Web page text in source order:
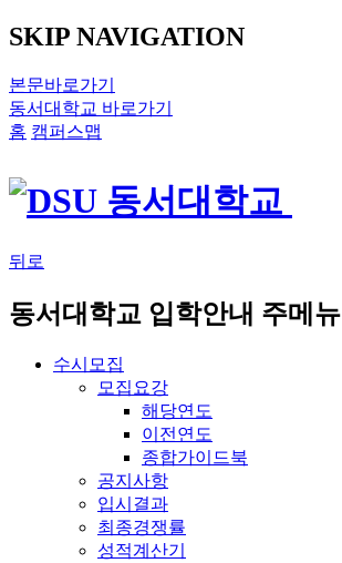
SKIP NAVIGATION
본문바로가기
동서대학교 바로가기
홈 캠퍼스맵
뒤로
동서대학교 입학안내 주메뉴
수시모집
모집요강
해당연도
이전연도
종합가이드북
공지사항
입시결과
최종경쟁률
성적계산기